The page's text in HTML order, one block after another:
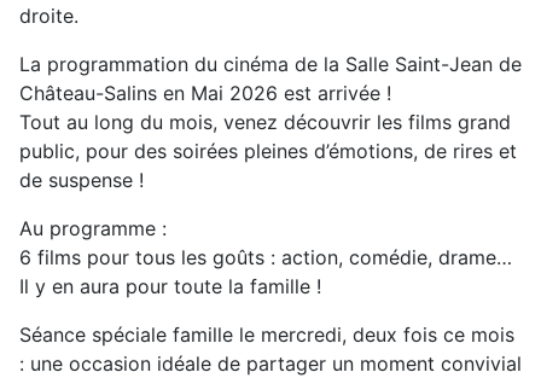
droite.
La programmation du cinéma de la Salle Saint-Jean de
Château-Salins en Mai 2026 est arrivée !
Tout au long du mois, venez découvrir les films grand
public, pour des soirées pleines d’émotions, de rires et
de suspense !
Au programme :
6 films pour tous les goûts : action, comédie, drame…
Il y en aura pour toute la famille !
Séance spéciale famille le mercredi, deux fois ce mois
: une occasion idéale de partager un moment convivial